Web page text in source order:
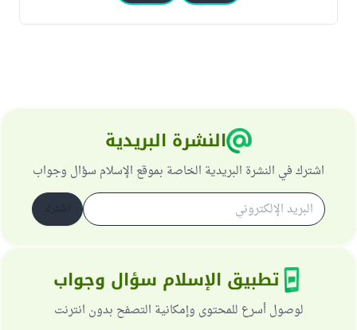
النشرة البريدية
اشترك في النشرة البريدية الخاصة بموقع الإسلام سؤال وجواب
تطبيق الإسلام سؤال وجواب
لوصول أسرع للمحتوى وإمكانية التصفح بدون انترنت